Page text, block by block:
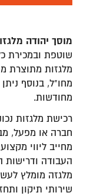
מוסך יהודה
שוטפת ובמכירת
מלגזות מתוצרת
מחו"ל, בנוסף
מחודשות.
רכישת מלגזות
חברה או מפעל,
מחייב ליווי
העבודה ודרישות
מלגזה מומלץ
שירותי תיקון